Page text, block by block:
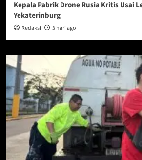
Kepala Pabrik Drone Rusia Kritis Usai
Yekaterinburg
Redaksi 3 hari ago